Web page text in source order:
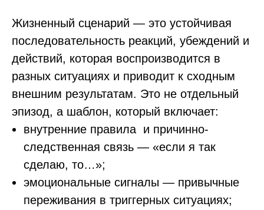
Жизненный сценарий — это устойчивая
последовательность реакций, убеждений и
действий, которая воспроизводится в
разных ситуациях и приводит к сходным
внешним результатам. Это не отдельный
эпизод, а шаблон, который включает:
внутренние правила и причинно-
следственная связь — «если я так
сделаю, то…»;
эмоциональные сигналы — привычные
переживания в триггерных ситуациях;